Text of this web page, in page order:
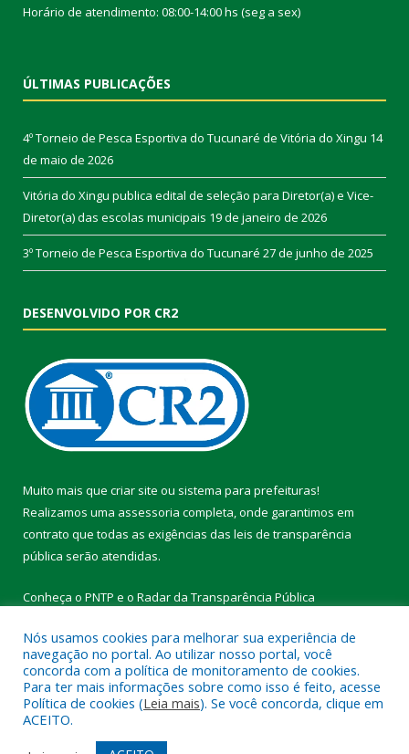
Horário de atendimento: 08:00-14:00 hs (seg a sex)
ÚLTIMAS PUBLICAÇÕES
4º Torneio de Pesca Esportiva do Tucunaré de Vitória do Xingu 14
de maio de 2026
Vitória do Xingu publica edital de seleção para Diretor(a) e Vice-
Diretor(a) das escolas municipais 19 de janeiro de 2026
3º Torneio de Pesca Esportiva do Tucunaré 27 de junho de 2025
DESENVOLVIDO POR CR2
Muito mais que criar site ou sistema para prefeituras!
Realizamos uma assessoria completa, onde garantimos em
contrato que todas as exigências das leis de transparência
pública serão atendidas.
Conheça o PNTP e o Radar da Transparência Pública
Todos os direitos reservados a Prefeitura Municipal de Vitória do
Xingu.
Nós usamos cookies para melhorar sua experiência de
navegação no portal. Ao utilizar nosso portal, você
concorda com a política de monitoramento de cookies.
Para ter mais informações sobre como isso é feito, acesse
Política de cookies (Leia mais). Se você concorda, clique em
ACEITO.